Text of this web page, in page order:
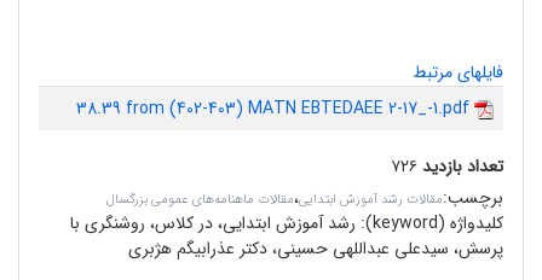
فایلهای مرتبط
38.39 from (402-403) MATN EBTEDAEE 2-17_-1.pdf
تعداد بازدید۷۲۶
برچسب:مقالات رشد آموزش ابتدایی،مقالات ماهنامه‌های عمومی بزرگسال
کلیدواژه (keyword):
رشد آموزش ابتدایی، در کلاس، روشنگری با
پرسش، سیدعلی عبداللهی حسینی، دکتر عذرابیگم هژبری